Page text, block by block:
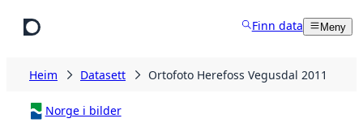
Finn data Meny
Heim Datasett Ortofoto Herefoss Vegusdal 2011
Norge i bilder